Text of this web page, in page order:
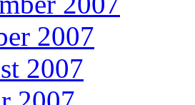
2007
2007